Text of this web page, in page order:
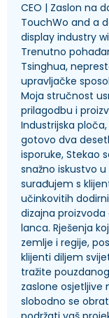
CEO | Zaslon na
TouchWo and a
display industry
Trenutno
Tsinghua,
upravljačke
Moja stručnost
prilagodbu i
Industrijska
gotovo dva
isporuke, Stekao
snažno iskustvo
surađujem s
učinkovitih
dizajna
lanca. Rješenja
zemlje i regije,
klijenti diljem
tražite
zaslone osjetljive
slobodno se